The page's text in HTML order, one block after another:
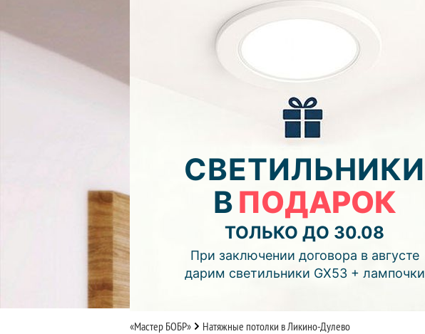
ВТОРОЙ И ТРЕТИЙ
ПОТОЛОК
02 42
часов мин.
Подробнее об акции >>
Монтаж двухуровнего потолка
с фотопечатью и подсветкой (смотреть видео)
СВЕТИЛЬНИКИ
ВПОДАРОК
ТОЛЬКО ДО 30.08
При заключении договора в августе
дарим светильники GX53 + лампочки
«Мастер БОБР» Натяжные потолки в Ликино-Дулево